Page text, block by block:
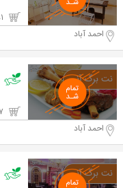
احمد آباد
احمد آباد